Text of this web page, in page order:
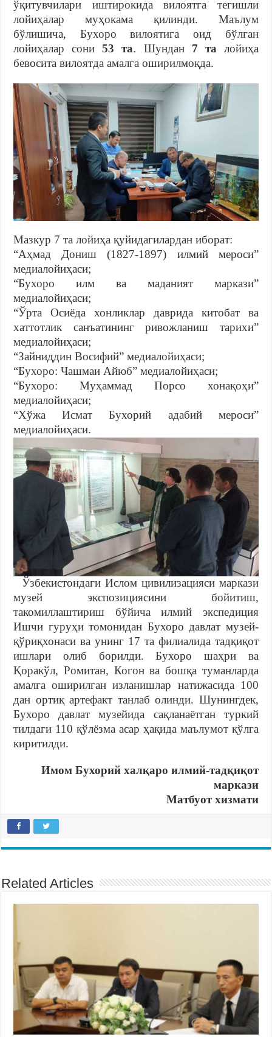
ўқитувчилари иштирокида вилоятга тегишли
лойиҳалар муҳокама қилинди. Маълум
бўлишича, Бухоро вилоятига оид бўлган
лойиҳалар сони53та. Шундан 7 та лойиҳа
бевосита вилоятда амалга оширилмоқда.
Мазкур 7 та лойиҳа қуйидагилардан иборат:
“Аҳмад Дониш (1827-1897) илмий мероси”
медиалойиҳаси;
“Бухоро илм ва маданият маркази”
медиалойиҳаси;
“Ўрта Осиёда хонликлар даврида китобат ва
хаттотлик санъатининг ривожланиш тарихи”
медиалойиҳаси;
“Зайниддин Восифий” медиалойиҳаси;
“Бухоро: Чашмаи Айюб” медиалойиҳаси;
“Бухоро: Муҳаммад Порсо хонақоҳи”
медиалойиҳаси;
“Хўжа Исмат Бухорий адабий мероси”
медиалойиҳаси.
Ўзбекистондаги Ислом цивилизацияси маркази
музей экспозициясини бойитиш,
такомиллаштириш бўйича илмий экспедиция
Ишчи гуруҳи томонидан Бухоро давлат музей-
қўриқхонаси ва унинг 17 та филиалида тадқиқот
ишлари олиб борилди. Бухоро шаҳри ва
Қоракўл, Ромитан, Когон ва бошқа туманларда
амалга оширилган изланишлар натижасида 100
дан ортиқ артефакт танлаб олинди. Шунингдек,
Бухоро давлат музейида сақланаётган туркий
тилдаги 110 қўлёзма асар ҳақида маълумот қўлга
киритилди.
Имом Бухорий халқаро илмий-тадқиқот
маркази
Матбуот хизмати
Related Articles